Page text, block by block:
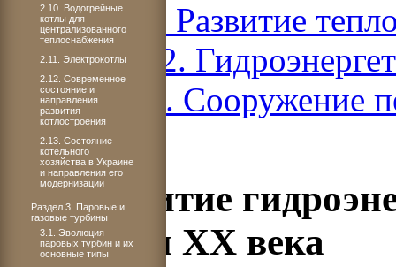
Книга 3. Развитие
ЧАСТЬ 2.
Раздел 1. Сооружение
1.2. Развитие
середины XX века
2.10. Водогрейные
котлы для
централизованного
теплоснабжения
2.11. Электрокотлы
2.12. Современное
состояние и
направления
развития
котлостроения
2.13. Состояние
котельного
хозяйства в Украине
и направления его
модернизации
Раздел 3. Паровые и
газовые турбины
3.1. Эволюция
паровых турбин и их
основные типы